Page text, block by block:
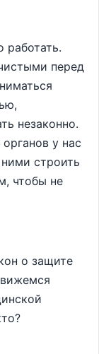
работать.
перед
незаконно.
у нас
строить
чтобы не
о защите